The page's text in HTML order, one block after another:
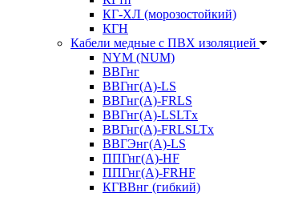
КГ-ХЛ (морозостойкий)
КГН
Кабели медные с ПВХ изоляцией
NYM (NUM)
ВВГнг
ВВГнг(А)-LS
ВВГнг(А)-FRLS
ВВГнг(A)-LSLTx
ВВГнг(A)-FRLSLTx
ВВГЭнг(А)-LS
ППГнг(А)-HF
ППГнг(А)-FRHF
КГВВнг (гибкий)